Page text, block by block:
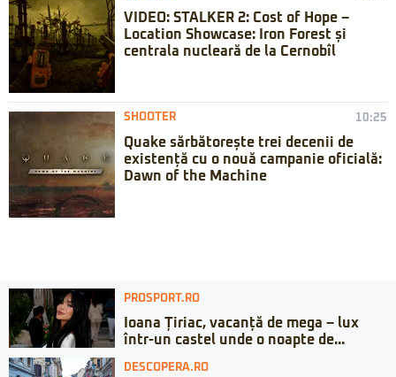
VIDEO: STALKER 2: Cost of Hope –
Location Showcase: Iron Forest și
centrala nucleară de la Cernobîl
SHOOTER 10:25
Quake sărbătorește trei decenii de
existență cu o nouă campanie oficială:
Dawn of the Machine
PROSPORT.RO
Ioana Țiriac, vacanță de mega – lux
într-un castel unde o noapte de...
DESCOPERA.RO